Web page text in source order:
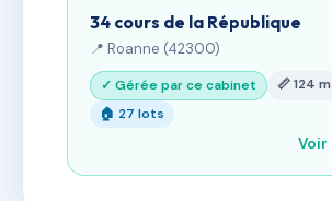
34 cours de la République
📍 Roanne (42300)
✓ Gérée par ce cabinet
📏 124 m
🏠 27 lots
Voir